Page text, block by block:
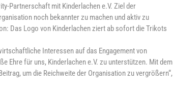
Partnerschaft mit Kinderlachen e.V. Ziel der
noch bekannter zu machen und aktiv zu
Das Logo von Kinderlachen ziert ab sofort die Trikots
Interessen auf das Engagement von
Ehre für uns, Kinderlachen e.V. zu unterstützen. Mit dem
um die Reichweite der Organisation zu vergrößern“,